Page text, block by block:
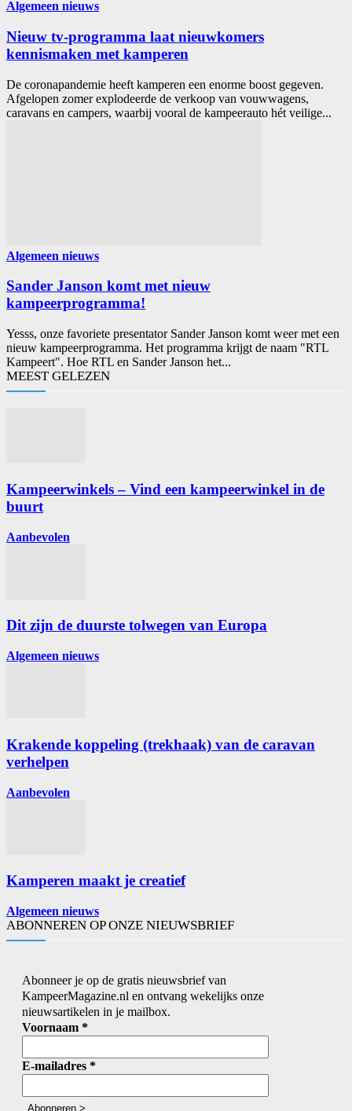
Algemeen nieuws
Nieuw tv-programma laat nieuwkomers
kennismaken met kamperen
De coronapandemie heeft kamperen een enorme boost gegeven.
Afgelopen zomer explodeerde de verkoop van vouwwagens,
caravans en campers, waarbij vooral de kampeerauto hét veilige...
Algemeen nieuws
Sander Janson komt met nieuw
kampeerprogramma!
Yesss, onze favoriete presentator Sander Janson komt weer met een
nieuw kampeerprogramma. Het programma krijgt de naam "RTL
Kampeert". Hoe RTL en Sander Janson het...
MEEST GELEZEN
Kampeerwinkels – Vind een kampeerwinkel in de
buurt
Aanbevolen
Dit zijn de duurste tolwegen van Europa
Algemeen nieuws
Krakende koppeling (trekhaak) van de caravan
verhelpen
Aanbevolen
Kamperen maakt je creatief
Algemeen nieuws
ABONNEREN OP ONZE NIEUWSBRIEF
Abonneer je op de gratis nieuwsbrief van
KampeerMagazine.nl en ontvang wekelijks onze
nieuwsartikelen in je mailbox.
Voornaam *
E-mailadres *